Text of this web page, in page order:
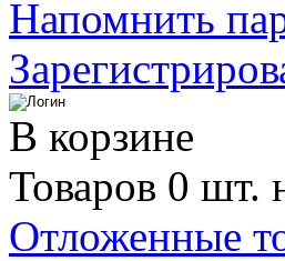
Напомнить
В корзине
Товаров 0 шт.
Отложенные